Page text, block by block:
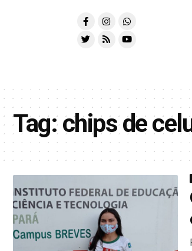
Tag:chips de